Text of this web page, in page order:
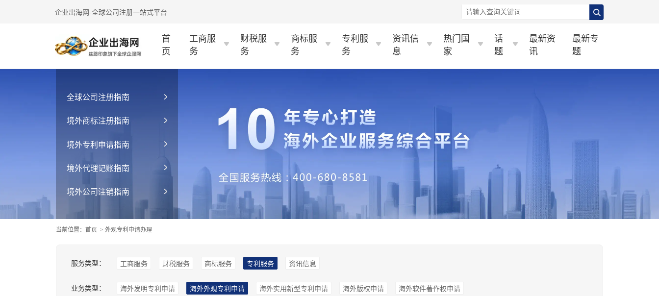
企业出海网-全球公司注册一站式平台
首
页
工商服
务
财税服
务
商标服
务
专利服
务
资讯信
息
热门国
家
话
题
最新资
讯
最新专
题
全球公司注册指南
境外商标注册指南
境外专利申请指南
境外代理记账指南
境外公司注销指南
当前位置： 首页 > 外观专利申请办理
服务类型： 工商服务 财税服务 商标服务 专利服务 资讯信息
业务类型： 海外发明专利申请 海外外观专利申请 海外实用新型专利申请 海外版权申请 海外软件著作权申请